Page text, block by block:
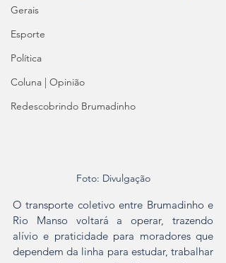
Gerais
Esporte
Política
Coluna | Opinião
Redescobrindo Brumadinho
Foto: Divulgação
O transporte coletivo entre Brumadinho e
Rio Manso voltará a operar, trazendo
alívio e praticidade para moradores que
dependem da linha para estudar, trabalhar